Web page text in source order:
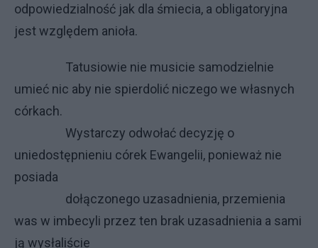
odpowiedzialność jak dla śmiecia, a obligatoryjna
jest względem anioła.
Tatusiowie nie musicie samodzielnie
umieć nic aby nie spierdolić niczego we własnych
córkach.
Wystarczy odwołać decyzję o
uniedostępnieniu córek Ewangelii, ponieważ nie
posiada
dołączonego uzasadnienia, przemienia
was w imbecyli przez ten brak uzasadnienia a sami
ją wysłaliście